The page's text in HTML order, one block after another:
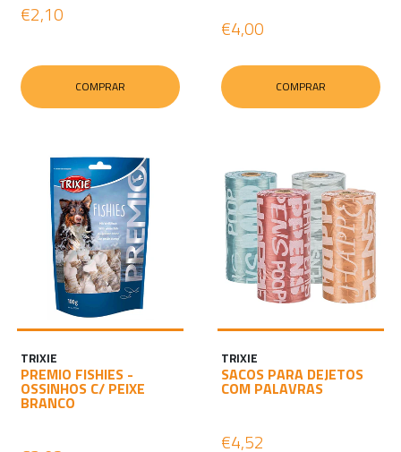
€2,10
COMPRAR
€4,00
COMPRAR
TRIXIE
PREMIO FISHIES -
OSSINHOS C/ PEIXE
BRANCO
TRIXIE
SACOS PARA DEJETOS
COM PALAVRAS
€4,52